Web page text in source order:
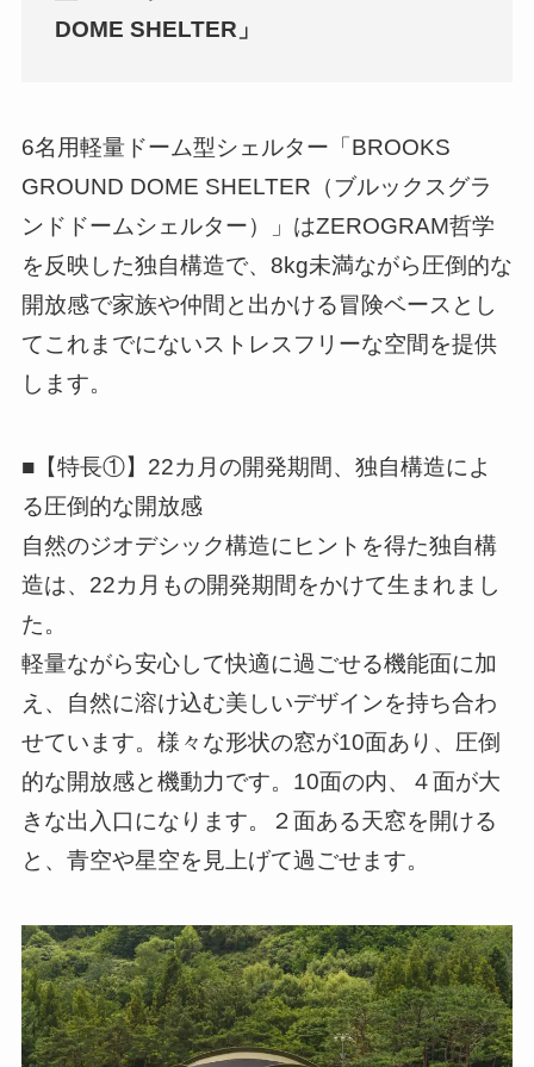
DOME SHELTER」
6名用軽量ドーム型シェルター「BROOKS
GROUND DOME SHELTER（ブルックスグラ
ンドドームシェルター）」はZEROGRAM哲学
を反映した独自構造で、8kg未満ながら圧倒的な
開放感で家族や仲間と出かける冒険ベースとし
てこれまでにないストレスフリーな空間を提供
します。
■【特長①】22カ月の開発期間、独自構造によ
る圧倒的な開放感
自然のジオデシック構造にヒントを得た独自構
造は、22カ月もの開発期間をかけて生まれまし
た。
軽量ながら安心して快適に過ごせる機能面に加
え、自然に溶け込む美しいデザインを持ち合わ
せています。​様々な形状の窓が10面あり、圧倒
的な開放感と機動力です。10面の内、４面が大
きな出入口になります。２面ある天窓を開ける
と、青空や星空を見上げて過ごせます。